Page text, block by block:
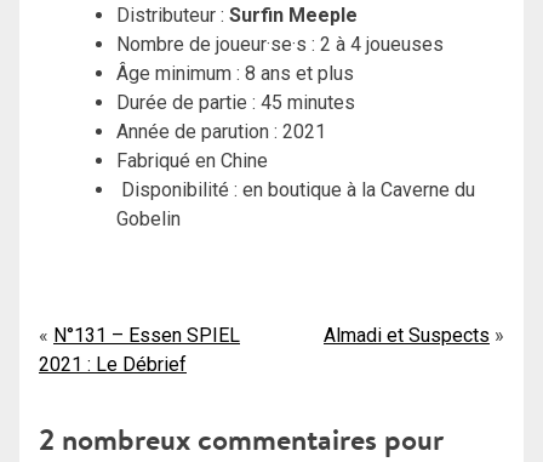
Distributeur : Surfin Meeple
Nombre de joueur·se·s : 2 à 4 joueuses
Âge minimum : 8 ans et plus
Durée de partie : 45 minutes
Année de parution : 2021
Fabriqué en Chine
Disponibilité : en boutique à la Caverne du
Gobelin
Navigation
de
l’article
N°131 – Essen SPIEL
2021 : Le Débrief
Almadi et Suspects
2 nombreux commentaires pour